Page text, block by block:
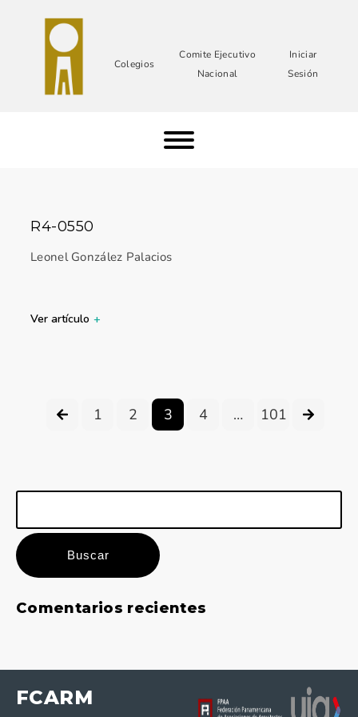
Colegios
Comite Ejecutivo
Nacional
Iniciar
Sesión
R4-0550
Leonel González Palacios
Ver artículo +
1 2 3 4 … 101
Buscar:
Comentarios recientes
FCARM